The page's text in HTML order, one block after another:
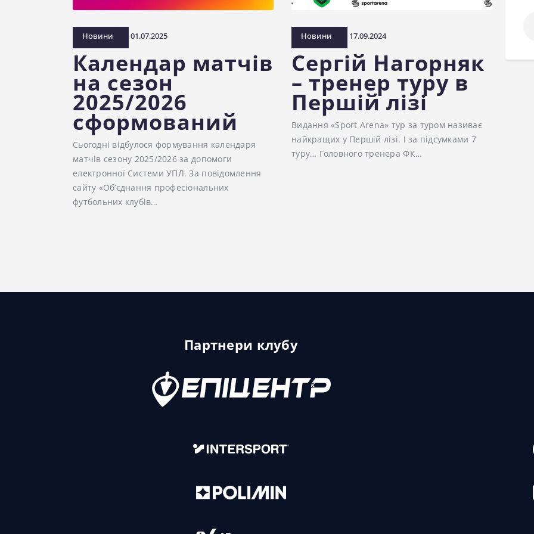
Новини 01.07.2025
Календар матчів
на сезон
2025/2026
сформований
Сьогодні відбулося формування календаря
матчів сезону 2025/2026 за допомоги
електронної Системи УПЛ. За повідомлення
сайту «Об’єднання професіональних
футбольних клубів…
Новини 17.09.2024
Сергій Нагорняк
– тренер туру в
Першій лізі
Видання «Sport Arena» тур за туром називає
найкращих у Першій лізі. І за підсумками 7
туру… Головного тренера ФК…